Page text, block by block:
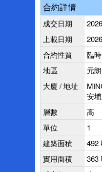
合約詳情
成交日期
上載日期
合約性質
臨
地區
元朗
大廈 / 地址
安
層數
高
單位
1
建築面積
492
實用面積
363